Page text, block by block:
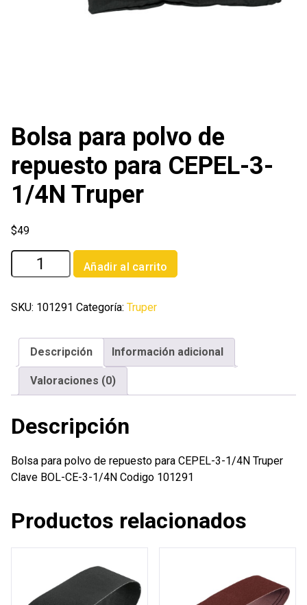
Bolsa para polvo de
repuesto para CEPEL-3-
1/4N Truper
$49
Bolsa
para
de
para
CEPEL-
3-
1/4N
cantidad
Añadir al carrito
SKU: 101291 Categoría: Truper
Descripción Información adicional
Valoraciones (0)
Descripción
Bolsa para polvo de repuesto para CEPEL-3-1/4N Truper
Clave BOL-CE-3-1/4N Codigo 101291
Productos relacionados